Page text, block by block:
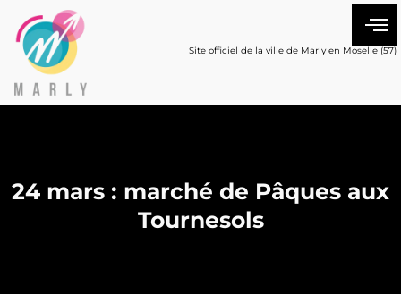
Site officiel de la ville de Marly en Moselle (57)
24 mars : marché de Pâques aux
Tournesols